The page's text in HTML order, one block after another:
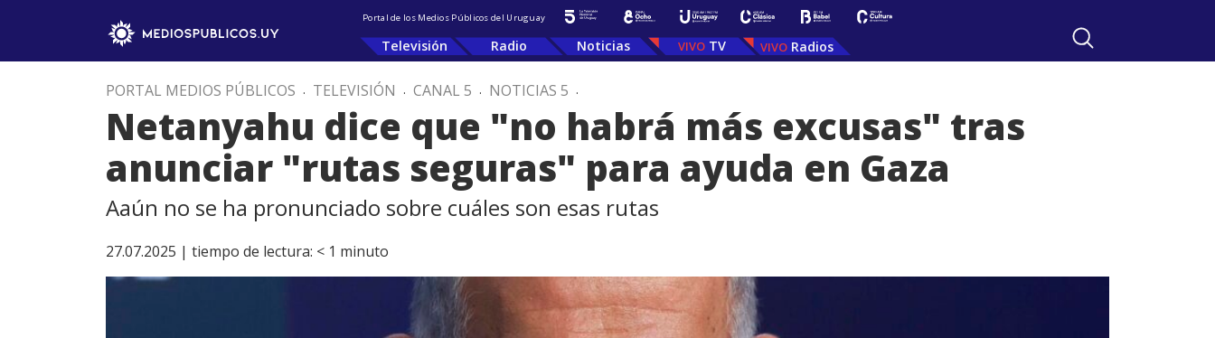
Portal de los Medios Públicos del Uruguay
Televisión Radio Noticias TV Radios
PORTAL MEDIOS PÚBLICOS . TELEVISIÓN . CANAL 5 . NOTICIAS 5 .
Netanyahu dice que "no habrá más excusas" tras
anunciar "rutas seguras" para ayuda en Gaza
Aaún no se ha pronunciado sobre cuáles son esas rutas
27.07.2025 | tiempo de lectura: < 1 minuto